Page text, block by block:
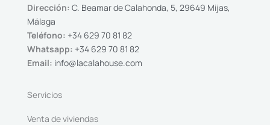
Dirección: C. Beamar de Calahonda, 5, 29649 Mijas,
Málaga
Teléfono: +34 629 70 81 82
Whatsapp: +34 629 70 81 82
Email: info@lacalahouse.com
Servicios
Venta de viviendas